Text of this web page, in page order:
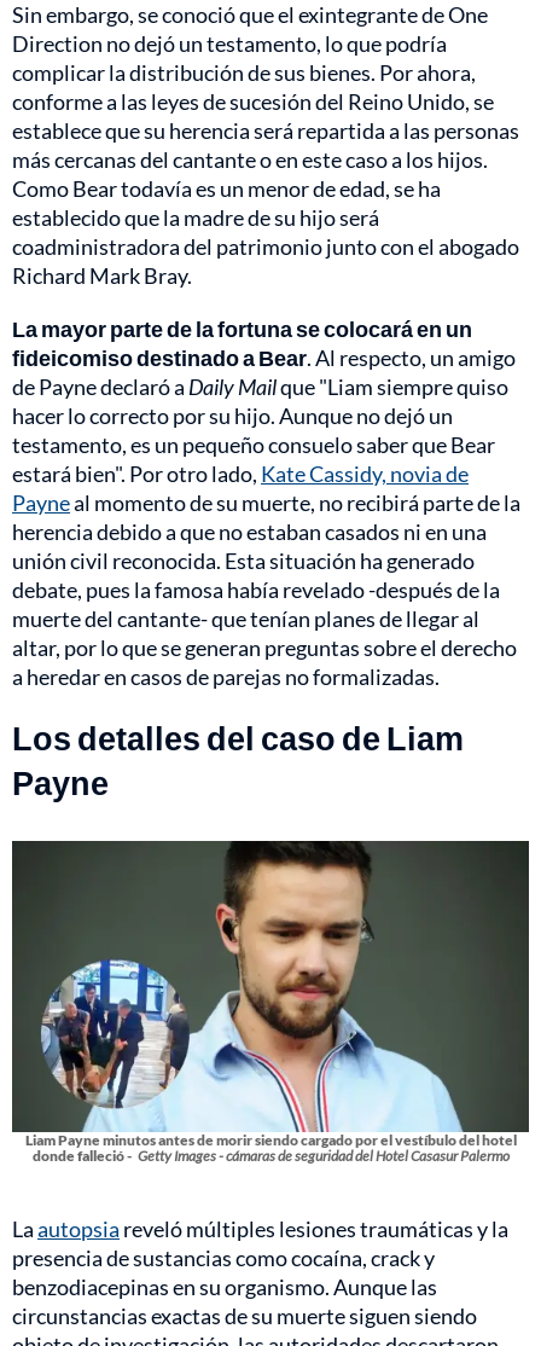
Sin embargo, se conoció que el exintegrante de One
Direction no dejó un testamento, lo que podría
complicar la distribución de sus bienes. Por ahora,
conforme a las leyes de sucesión del Reino Unido, se
establece que su herencia será repartida a las personas
más cercanas del cantante o en este caso a los hijos.
Como Bear todavía es un menor de edad, se ha
establecido que la madre de su hijo será
coadministradora del patrimonio junto con el abogado
Richard Mark Bray.
La mayor parte de la fortuna se colocará en un
fideicomiso destinado a Bear. Al respecto, un amigo
de Payne declaró a Daily Mailque "Liam siempre quiso
hacer lo correcto por su hijo. Aunque no dejó un
testamento, es un pequeño consuelo saber que Bear
estará bien". Por otro lado, Kate Cassidy, novia de
Payneal momento de su muerte, no recibirá parte de la
herencia debido a que no estaban casados ni en una
unión civil reconocida. Esta situación ha generado
debate, pues la famosa había revelado -después de la
muerte del cantante- que tenían planes de llegar al
altar, por lo que se generan preguntas sobre el derecho
a heredar en casos de parejas no formalizadas.
Los detalles del caso de Liam
Payne
Liam Payne minutos antes de morir siendo cargado por el vestíbulo del hotel
donde falleció - Getty Images - cámaras de seguridad del Hotel Casasur Palermo
Laautopsia reveló múltiples lesiones traumáticas y la
presencia de sustancias como cocaína, crack y
benzodiacepinas en su organismo. Aunque las
circunstancias exactas de su muerte siguen siendo